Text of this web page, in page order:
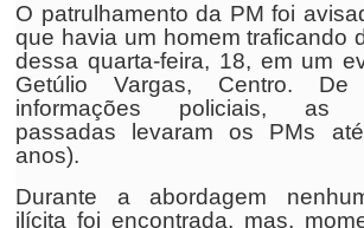
O patrulhamento da PM foi
que havia um homem traficando
dessa quarta-feira, 18, em um
Getúlio Vargas, Centro.
informações policiais, as
passadas levaram os PMs
anos).
Durante a abordagem
ilícita foi encontrada, mas,